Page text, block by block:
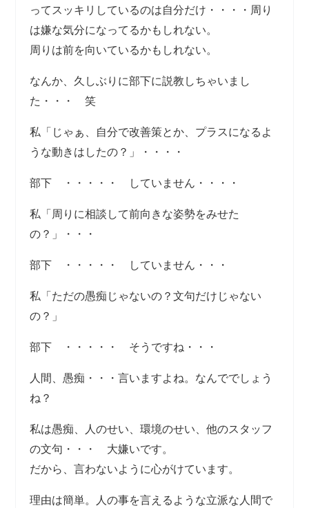
ってスッキリしているのは自分だけ・・・・周り
は嫌な気分になってるかもしれない。
周りは前を向いているかもしれない。
なんか、久しぶりに部下に説教しちゃいまし
た・・・ 笑
私「じゃぁ、自分で改善策とか、プラスになるよ
うな動きはしたの？」・・・・
部下 ・・・・・ していません・・・・
私「周りに相談して前向きな姿勢をみせた
の？」・・・
部下 ・・・・・ していません・・・
私「ただの愚痴じゃないの？文句だけじゃない
の？」
部下 ・・・・・ そうですね・・・
人間、愚痴・・・言いますよね。なんででしょう
ね？
私は愚痴、人のせい、環境のせい、他のスタッフ
の文句・・・ 大嫌いです。
だから、言わないように心がけています。
理由は簡単。人の事を言えるような立派な人間で